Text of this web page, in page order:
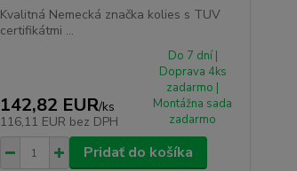
Kvalitná Nemecká značka kolies s TUV
certifikátmi ...
142,82 EUR/ks
116,11 EUR bez DPH
Do 7 dní |
Doprava 4ks
zadarmo |
Montážna sada
zadarmo
Pridať do košíka